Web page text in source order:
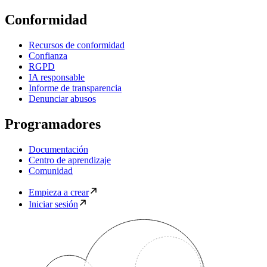
Conformidad
Recursos de conformidad
Confianza
RGPD
IA responsable
Informe de transparencia
Denunciar abusos
Programadores
Documentación
Centro de aprendizaje
Comunidad
Empieza a crear
Iniciar sesión